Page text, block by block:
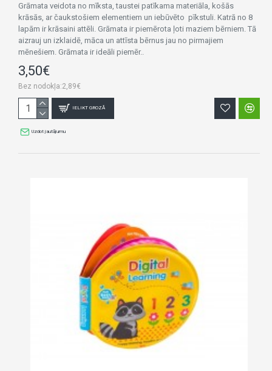
Grāmata veidota no mīksta, taustei patīkama materiāla, košās
krāsās, ar čaukstošiem elementiem un iebūvēto pīkstuli. Katrā no 8
lapām ir krāsaini attēli. Grāmata ir piemērota ļoti maziem bērniem. Tā
aizrauj un izklaidē, māca un attīsta bērnus jau no pirmajiem
mēnešiem. Grāmata ir ideāli piemēr..
3,50€
Bez nodokļa:2,89€
IELIKT GROZĀ
Uzdot jautājumu